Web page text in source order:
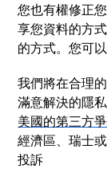
您也有權修正
享您資料的方
的方式。您可
我們將在合理
滿意解決的隱
美國的第三方
經濟區、瑞士
投訴